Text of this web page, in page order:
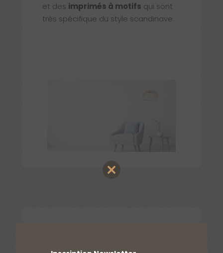
et des imprimés à motifs qui sont
très spécifique du style scandinave.